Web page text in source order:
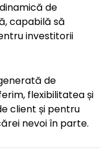
de
capabilă să
investitorii
de
flexibilitatea și
client și pentru
nevoi în parte.